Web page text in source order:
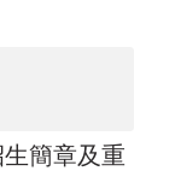
簡章及重